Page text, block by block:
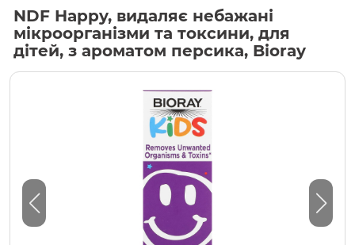
NDF Happy, видаляє небажані
мікроорганізми та токсини, для
дітей, з ароматом персика, Bioray